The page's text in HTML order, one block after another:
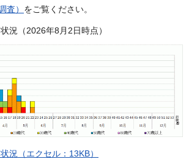
査） をご覧ください。
況（2026年8月2日時点）
況（エクセル：13KB）